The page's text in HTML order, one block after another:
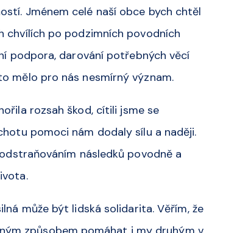
Jménem celé naší obce bych chtěl
chvílích po podzimních povodních
podpora, darování potřebných věcí
mělo pro nás nesmírný význam.
rozsah škod, cítili jsme se
pomoci nám dodaly sílu a naději.
následků povodně a
může být lidská solidarita. Věřím, že